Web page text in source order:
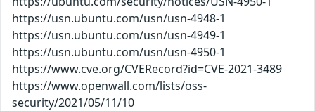
https://usn.ubuntu.com/usn/usn-4948-1
https://usn.ubuntu.com/usn/usn-4949-1
https://usn.ubuntu.com/usn/usn-4950-1
https://www.cve.org/CVERecord?id=CVE-2021-3489
https://www.openwall.com/lists/oss-
security/2021/05/11/10